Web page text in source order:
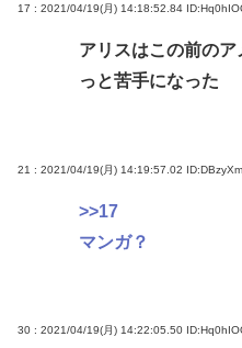
17 : 2021/04/19(月) 14:18:52.84
アリスはこの前の
っと苦手になった
21 : 2021/04/19(月) 14:19:57.02
>>17
マンガ？
30 : 2021/04/19(月) 14:22:05.50